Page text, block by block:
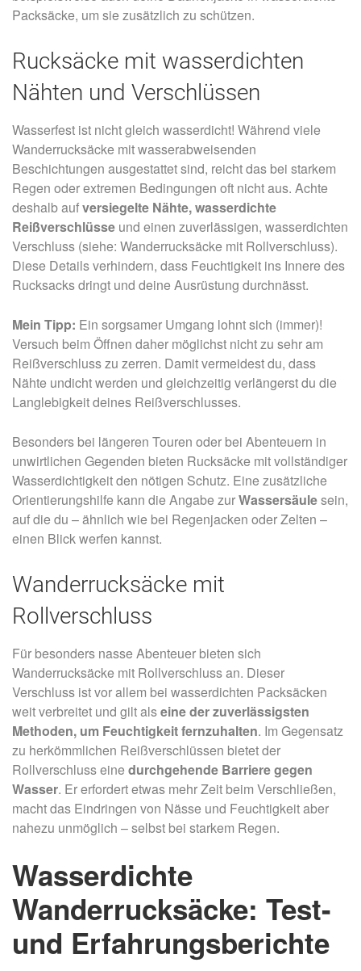
Packsäcke, um sie zusätzlich zu schützen.
Rucksäcke mit wasserdichten
Nähten und Verschlüssen
Wasserfest ist nicht gleich wasserdicht! Während viele
Wanderrucksäcke mit wasserabweisenden
Beschichtungen ausgestattet sind, reicht das bei starkem
Regen oder extremen Bedingungen oft nicht aus. Achte
deshalb aufversiegelte Nähte, wasserdichte
Reißverschlüsse und einen zuverlässigen, wasserdichten
Verschluss (siehe: Wanderrucksäcke mit Rollverschluss).
Diese Details verhindern, dass Feuchtigkeit ins Innere des
Rucksacks dringt und deine Ausrüstung durchnässt.
Mein Tipp: Ein sorgsamer Umgang lohnt sich (immer)!
Versuch beim Öffnen daher möglichst nicht zu sehr am
Reißverschluss zu zerren. Damit vermeidest du, dass
Nähte undicht werden und gleichzeitig verlängerst du die
Langlebigkeit deines Reißverschlusses.
Besonders bei längeren Touren oder bei Abenteuern in
unwirtlichen Gegenden bieten Rucksäcke mit vollständiger
Wasserdichtigkeit den nötigen Schutz. Eine zusätzliche
Orientierungshilfe kann die Angabe zurWassersäulesein,
auf die du – ähnlich wie bei Regenjacken oder Zelten –
einen Blick werfen kannst.
Wanderrucksäcke mit
Rollverschluss
Für besonders nasse Abenteuer bieten sich
Wanderrucksäcke mit Rollverschluss an. Dieser
Verschluss ist vor allem bei wasserdichten Packsäcken
weit verbreitet und gilt alseine der zuverlässigsten
Methoden, um Feuchtigkeit fernzuhalten. Im Gegensatz
zu herkömmlichen Reißverschlüssen bietet der
Rollverschluss eine durchgehende Barriere gegen
Wasser. Er erfordert etwas mehr Zeit beim Verschließen,
macht das Eindringen von Nässe und Feuchtigkeit aber
nahezu unmöglich – selbst bei starkem Regen.
Wasserdichte
Wanderrucksäcke: Test-
und Erfahrungsberichte